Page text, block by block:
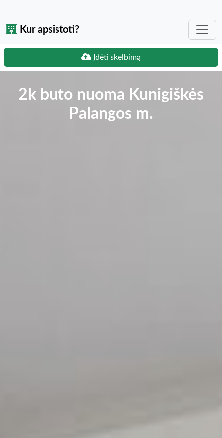
Kur apsistoti?
Įdėti skelbimą
2k buto nuoma Kunigiškės
Palangos m.